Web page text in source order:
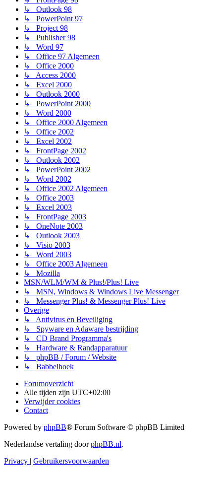
↳ Outlook 98
↳ PowerPoint 97
↳ Project 98
↳ Publisher 98
↳ Word 97
↳ Office 97 Algemeen
↳ Office 2000
↳ Access 2000
↳ Excel 2000
↳ Outlook 2000
↳ PowerPoint 2000
↳ Word 2000
↳ Office 2000 Algemeen
↳ Office 2002
↳ Excel 2002
↳ FrontPage 2002
↳ Outlook 2002
↳ PowerPoint 2002
↳ Word 2002
↳ Office 2002 Algemeen
↳ Office 2003
↳ Excel 2003
↳ FrontPage 2003
↳ OneNote 2003
↳ Outlook 2003
↳ Visio 2003
↳ Word 2003
↳ Office 2003 Algemeen
↳ Mozilla
MSN/WLM/WM & Plus!/Plus! Live
↳ MSN, Windows & Windows Live Messenger
↳ Messenger Plus! & Messenger Plus! Live
Overige
↳ Antivirus en Beveiliging
↳ Spyware en Adaware bestrijding
↳ CD Brand Programma's
↳ Hardware & Randapparatuur
↳ phpBB / Forum / Website
↳ Babbelhoek
Forumoverzicht
Alle tijden zijn UTC+02:00
Verwijder cookies
Contact
Powered by phpBB® Forum Software © phpBB Limited
Nederlandse vertaling doorphpBB.nl.
Privacy | Gebruikersvoorwaarden